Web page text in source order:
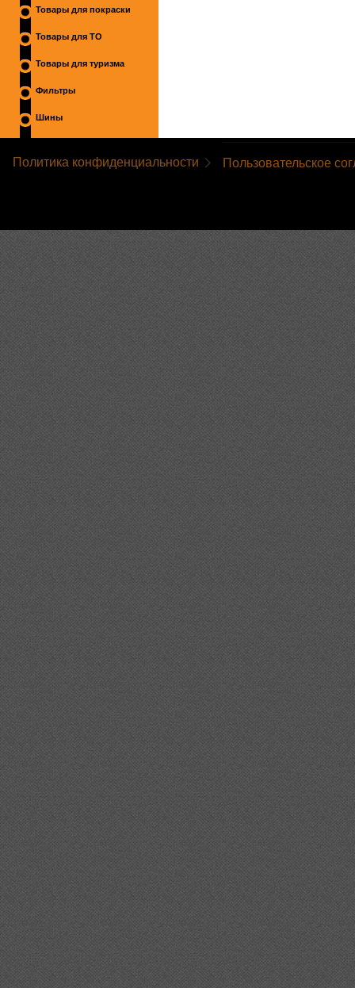
Товары для покраски
Товары для ТО
Товары для туризма
Фильтры
Шины
Политика конфиденциальности Пользовательское